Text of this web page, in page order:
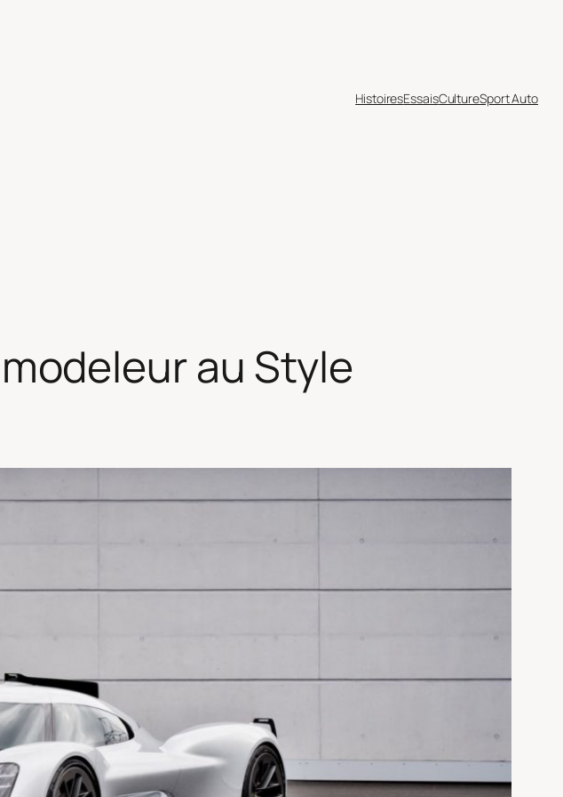
HistoiresEssaisCultureSport Auto
au Style